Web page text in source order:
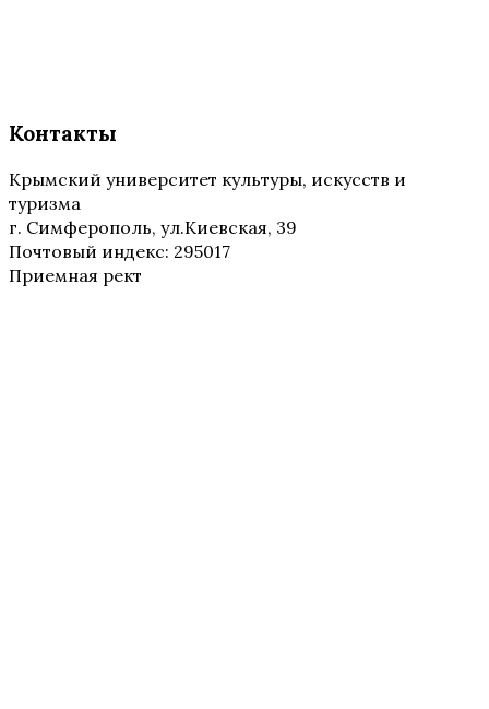
Контакты
Крымский университет культуры, искусств и
туризма
г. Симферополь, ул.Киевская, 39
Почтовый индекс: 295017
Приемная рект